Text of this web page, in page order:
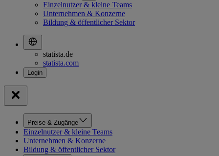
Einzelnutzer & kleine Teams
Unternehmen & Konzerne
Bildung & öffentlicher Sektor
statista.de
statista.com
Preise & Zugänge
Einzelnutzer & kleine Teams
Unternehmen & Konzerne
Bildung & öffentlicher Sektor